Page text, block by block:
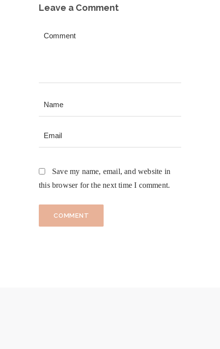
Leave a Comment
Save my name, email, and website in
this browser for the next time I comment.